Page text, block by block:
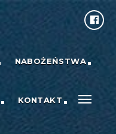
NABOŻEŃSTWA
KONTAKT